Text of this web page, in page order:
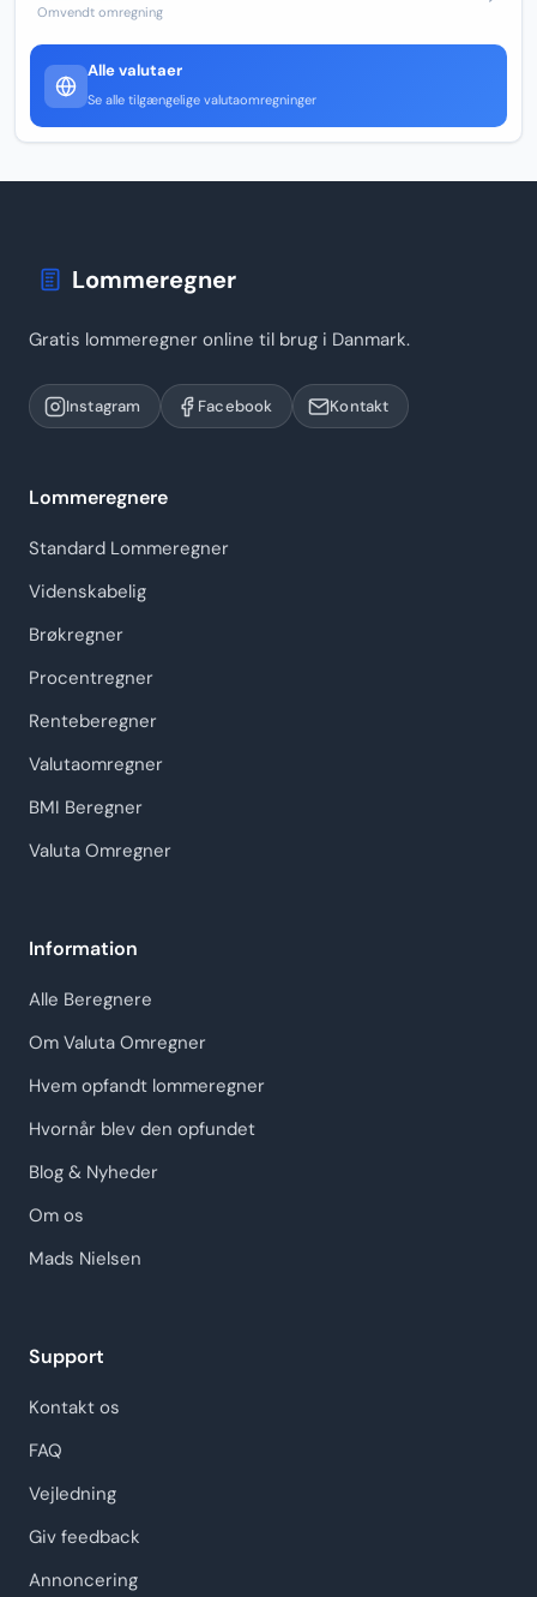
Omvendt omregning
Alle valutaer
Se alle tilgængelige valutaomregninger
Lommeregner
Gratis lommeregner online til brug i Danmark.
Instagram Facebook Kontakt
Lommeregnere
Standard Lommeregner
Videnskabelig
Brøkregner
Procentregner
Renteberegner
Valutaomregner
BMI Beregner
Valuta Omregner
Information
Alle Beregnere
Om Valuta Omregner
Hvem opfandt lommeregner
Hvornår blev den opfundet
Blog & Nyheder
Om os
Mads Nielsen
Support
Kontakt os
FAQ
Vejledning
Giv feedback
Annoncering